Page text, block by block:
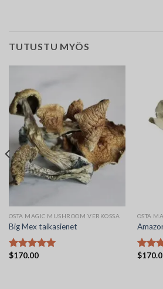
TUTUSTU MYÖS
OSTA MAGIC MUSHROOM VERKOSSA
Big Mex taikasienet
Arvostelu
$170.00
OSTA
$